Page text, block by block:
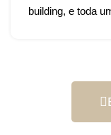
building, e toda